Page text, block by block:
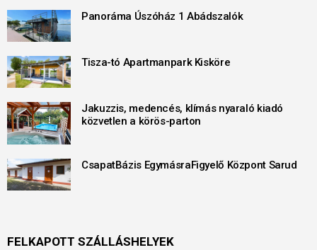
Panoráma Úszóház 1 Abádszalók
Tisza-tó Apartmanpark Kisköre
Jakuzzis, medencés, klímás nyaraló kiadó
közvetlen a körös-parton
CsapatBázis EgymásraFigyelő Központ Sarud
FELKAPOTT SZÁLLÁSHELYEK